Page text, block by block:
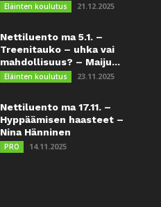
Eläinten koulutus 21.12.2025
Nettiluento ma 5.1. –
Treenitauko – uhka vai
mahdollisuus? – Maiju...
Eläinten koulutus 23.11.2025
Nettiluento ma 17.11. –
Hyppäämisen haasteet –
Nina Hänninen
PRO 14.11.2025